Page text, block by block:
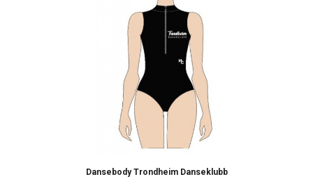
Dansebody Trondheim Danseklubb